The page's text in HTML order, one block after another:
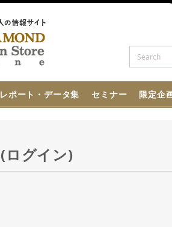
レポート・データ集 セミナー 限定企
ログイン)